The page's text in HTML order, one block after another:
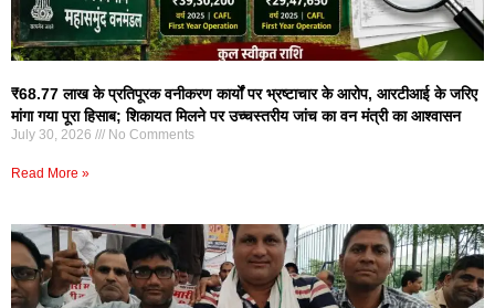
₹68.77 लाख के प्रतिपूरक वनीकरण कार्यों पर भ्रष्टाचार के आरोप, आरटीआई के जरिए
मांगा गया पूरा हिसाब; शिकायत मिलने पर उच्चस्तरीय जांच का वन मंत्री का आश्वासन
July 30, 2026 No Comments
Read More »